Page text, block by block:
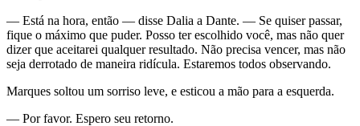
— Está na hora, então — disse Dalia a Dante. — Se quiser passar,
fique o máximo que puder. Posso ter escolhido você, mas não quer
dizer que aceitarei qualquer resultado. Não precisa vencer, mas não
seja derrotado de maneira ridícula. Estaremos todos observando.
Marques soltou um sorriso leve, e esticou a mão para a esquerda.
— Por favor. Espero seu retorno.